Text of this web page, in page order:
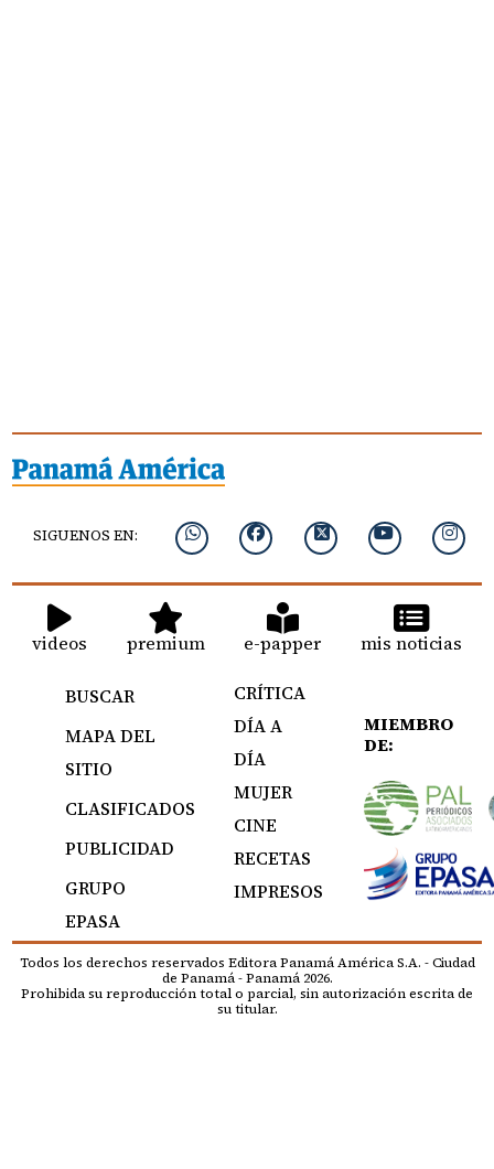
SIGUENOS EN:
videos premium e-papper mis noticias
BUSCAR
MAPA DEL
SITIO
CLASIFICADOS
PUBLICIDAD
GRUPO
EPASA
CRÍTICA
DÍA A
DÍA
MUJER
CINE
RECETAS
IMPRESOS
MIEMBRO
DE:
Todos los derechos reservados Editora Panamá América S.A. - Ciudad
de Panamá - Panamá 2026.
Prohibida su reproducción total o parcial, sin autorización escrita de
su titular.